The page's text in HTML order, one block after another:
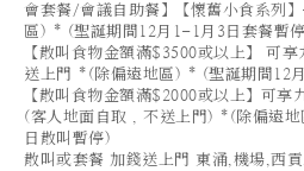
會套餐/會議自助餐】【懷舊小食系列
區) * (聖誕期間12月1-1月3日套餐暫
【散叫食物金額滿$3500或以上】 可
送上門 *(除偏遠地區) * (聖誕期間12
【散叫食物金額滿$2000或以上】可享
(客人地面自取 , 不送上門) *(除偏遠
日散叫暫停)
散叫或套餐 加錢送上門 東涌,機場,西